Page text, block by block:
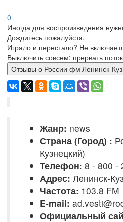
0
Иногда для воспроизведения
Дождитесь пожалуйста.
Играло и перестало? Не
Выключить совсем: прервать
Отзывы о России фм
Жанр: news
Страна (Город) :
Кузнецкий)
Телефон: 8 - 800 -
Адрес: Ленинск-
Частота: 103.8 FM
E-mail:
Официальный